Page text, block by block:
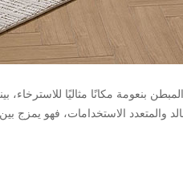
بنعومة مكانًا مثاليًا للاسترخاء،
الاستخدامات، فهو يمزج بين